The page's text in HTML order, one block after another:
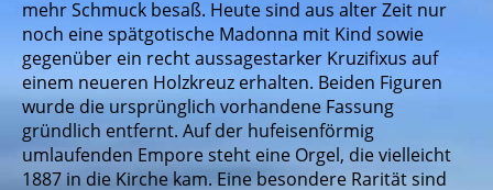
mehr Schmuck besaß. Heute sind aus alter Zeit nur
noch eine spätgotische Madonna mit Kind sowie
gegenüber ein recht aussagestarker Kruzifixus auf
einem neueren Holzkreuz erhalten. Beiden Figuren
wurde die ursprünglich vorhandene Fassung
gründlich entfernt. Auf der hufeisenförmig
umlaufenden Empore steht eine Orgel, die vielleicht
1887 in die Kirche kam. Eine besondere Rarität sind